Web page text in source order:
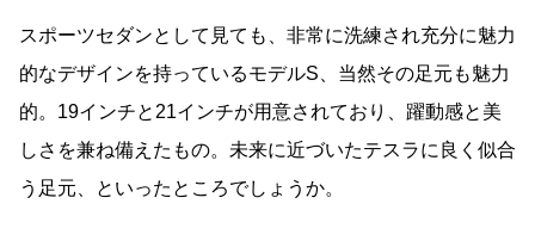
スポーツセダンとして見ても、非常に洗練され充分に魅力
的なデザインを持っているモデルS、当然その足元も魅力
的。19インチと21インチが用意されており、躍動感と美
しさを兼ね備えたもの。未来に近づいたテスラに良く似合
う足元、といったところでしょうか。